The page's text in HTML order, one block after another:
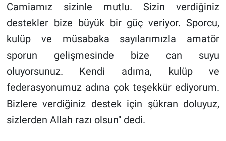
Camiamız sizinle mutlu. Sizin verdiğiniz
destekler bize büyük bir güç veriyor. Sporcu,
kulüp ve müsabaka sayılarımızla amatör
sporun gelişmesinde bize can suyu
oluyorsunuz. Kendi adıma, kulüp ve
federasyonumuz adına çok teşekkür ediyorum.
Bizlere verdiğiniz destek için şükran doluyuz,
sizlerden Allah razı olsun" dedi.